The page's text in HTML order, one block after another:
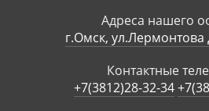
Адреса нашего
г.Омск, ул.Лермонтова
Контактные
+7(3812)28-32-34